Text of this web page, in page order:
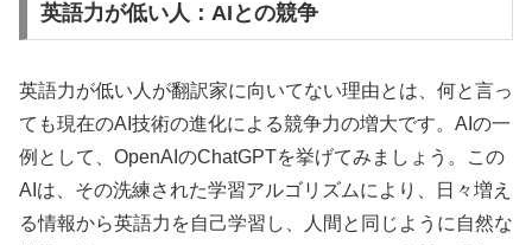
英語力が低い人：AIとの競争
英語力が低い人が翻訳家に向いてない理由とは、何と言っ
ても現在のAI技術の進化による競争力の増大です。AIの一
例として、OpenAIのChatGPTを挙げてみましょう。この
AIは、その洗練された学習アルゴリズムにより、日々増え
る情報から英語力を自己学習し、人間と同じように自然な